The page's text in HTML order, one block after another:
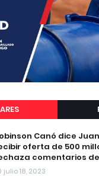
Canó dice
oferta de 500
comentarios
julio 18, 2023